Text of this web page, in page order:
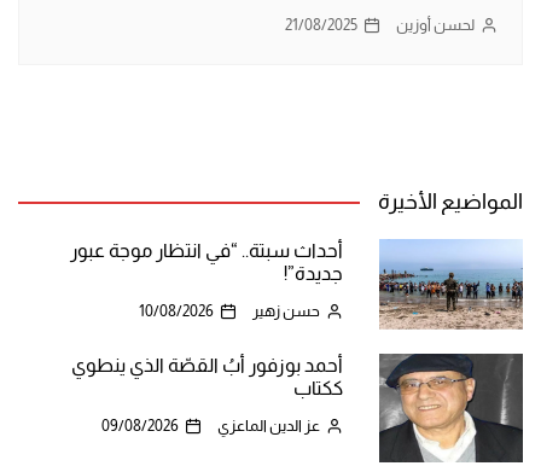
لحسن أوزين 21/08/2025
المواضيع الأخيرة
أحداث سبتة.. “في انتظار موجة عبور
جديدة”!
حسن زهير 10/08/2026
أحمد بوزفور أبُ القصّة الذي ينطوي
ككتاب
عز الدين الماعزي 09/08/2026